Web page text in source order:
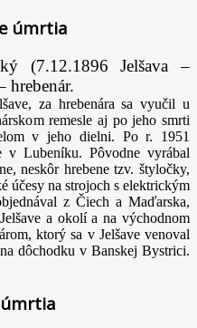
úmrtia
(7.12.1896 Jelšava –
hrebenár.
za hrebenára sa vyučil u
remesle aj po jeho smrti
v jeho dielni. Po r. 1951
v Lubeníku. Pôvodne vyrábal
neskôr hrebene tzv. štyločky,
účesy na strojoch s elektrickým
z Čiech a Maďarska,
a okolí a na východnom
ktorý sa v Jelšave venoval
dôchodku v Banskej Bystrici.
úmrtia